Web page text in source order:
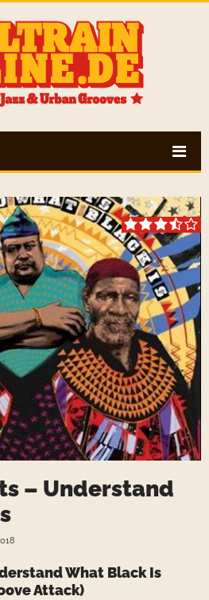
– Understand
What Black Is
Attack)